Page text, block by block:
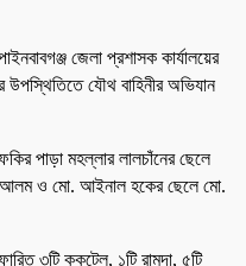
জেলা প্রশাসক কার্যালয়ের
উপস্থিতিতে যৌথ বাহিনীর অভিযান
পাড়া মহল্লার লালচাঁনের ছেলে
ও মো. আইনাল হকের ছেলে মো.
৩টি ককটেল, ১টি রামদা, ৫টি